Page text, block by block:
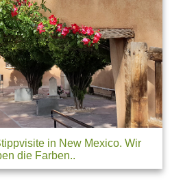
in New Mexico. Wir
die Farben..